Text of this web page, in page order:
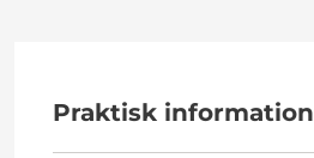
Praktisk information